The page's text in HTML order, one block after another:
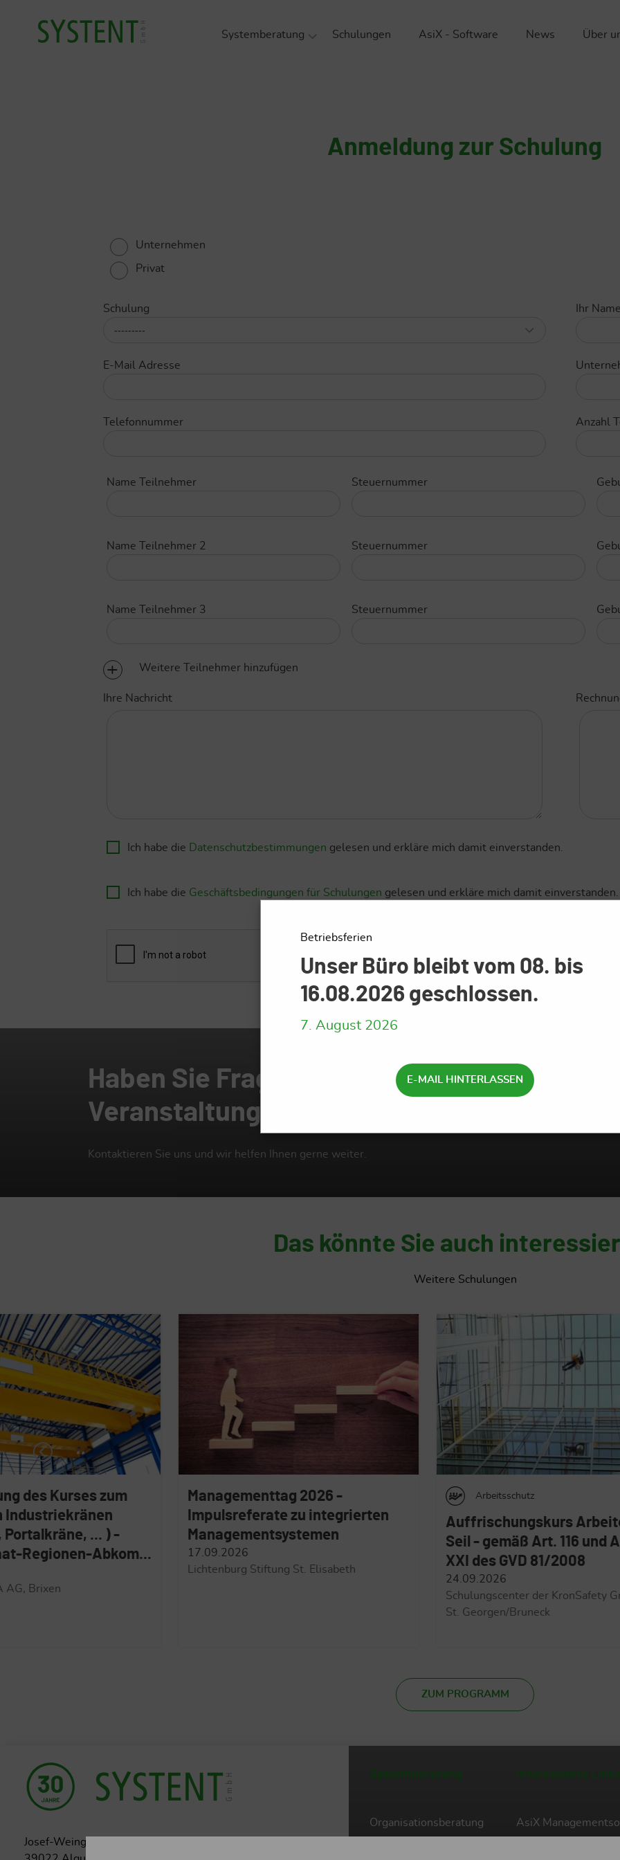
Systemberatung
Produktsicherheit
Schulungen AsiX - Software News Über
Anmeldung zur Schulung
Unternehmen
Privat
Schulung Ihr Name
E-Mail Adresse
Telefonnummer Anzahl
Name Teilnehmer Steuernummer
Name Teilnehmer 2 Steuernummer
Name Teilnehmer 3 Steuernummer
Weitere Teilnehmer hinzufügen
Ihre Nachricht
Ich habe die Datenschutzbestimmungen gelesen und erkläre mich damit einverstanden.
Ich habe die Geschäftsbedingungen für Schulungen gelesen und erkläre mich damit einverstanden.
Haben Sie Fragen zur
Veranstaltung?
Kontaktieren Sie uns und wir helfen Ihnen gerne weiter.
Das könnte Sie auch
Weitere Schulungen
Managementtag 2026 -
Impulsreferate zu integrierten
Managementsystemen
17.09.2026
Arbeitsschutz
Auffrischungskurs Arbeiten im
Seil - gemäß Art. 116 und Anhang
XXI des GVD 81/2008
Schulungscenter der KronSafety GmbH in
und seine
- gemäß Art.
Staat-
24.09.2026
Lichtenburg
ZUM PROGRAMM
Josef-Weingartner-Straße 47/b
Organisationsberatung
AsiX
Betriebsferien
Unser Büro bleibt vom 08. bis
16.08.2026 geschlossen.
7. August 2026
E-MAIL HINTERLASSEN